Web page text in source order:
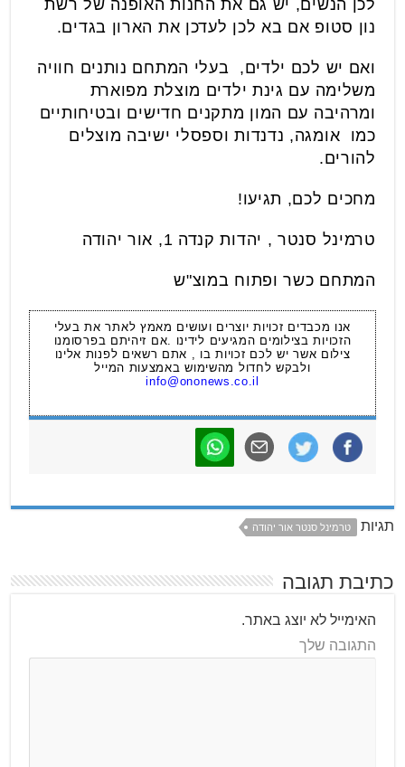
לכן הנשים, יש גם את החנות האופנה של רשת
נון סטופ אם בא לכן לעדכן את הארון בגדים.
ואם יש לכם ילדים, בעלי המתחם נותנים חוויה
משלימה עם גינת ילדים מוצלת מפוארת
ומרהיבה עם המון מתקנים חדישים ובטיחותיים
כמו אומגה, נדנדות וספסלי ישיבה מוצלים
להורים.
מחכים לכם, תגיעו!
טרמינל סנטר , יהדות קנדה 1, אור יהודה
המתחם כשר ופתוח במוצ"ש
אנו מכבדים זכויות יוצרים ועושים מאמץ לאתר את בעלי
הזכויות בצילומים המגיעים לידינו .אם זיהיתם בפרסומנו
צילום אשר יש לכם זכויות בו , אתם רשאים לפנות אלינו
ולבקש לחדול מהשימוש באמצעות המייל
info@ononews.co.il
תגיות טרמינל סנטר אור יהודה
כתיבת תגובה
האימייל לא יוצג באתר.
התגובה שלך